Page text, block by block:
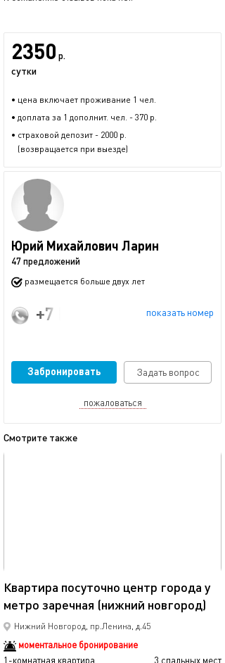
2350 р.
сутки
• цена включает проживание 1 чел.
• доплата за 1 дополнит. чел. - 370 р.
• страховой депозит - 2000 р.
(возвращается при выезде)
Юрий Михайлович Ларин
47 предложений
размещается больше двух лет
показать номер
+7 (987) 861-59-69
Забронировать Задать вопрос
пожаловаться
Смотрите также
Квартира посуточно центр города у
метро заречная (нижний новгород)
Нижний Новгород, пр.Ленина, д.45
моментальное бронирование
1-комнатная квартира
3 спальных мест